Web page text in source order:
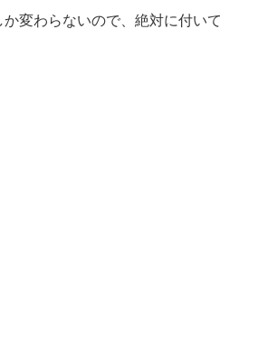
変わらないので、絶対に付いて